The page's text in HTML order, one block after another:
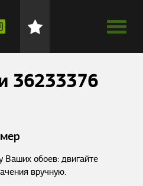
36233376
Ваших обоев: двигайте
вручную.